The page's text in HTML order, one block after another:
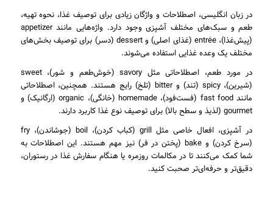
در زبان انگلیسی، اصطلاحات و واژگان زیادی برای توصیف غذا، نحوه تهیه،
طعم و سبک‌های مختلف آشپزی وجود دارد. واژه‌هایی مانند appetizer
(پیش‌غذا)، entrée (غذای اصلی) و dessert (دسر) برای توصیف بخش‌های
مختلف یک وعده غذایی استفاده می‌شوند.
در مورد طعم، اصطلاحاتی مثل savory (خوش‌طعم و شور)، sweet
(شیرین)، spicy (تند) و bitter (تلخ) رایج هستند. همچنین، اصطلاحاتی
مانند fast food (فست‌فود)، homemade (خانگی)، organic (ارگانیک) و
gourmet (لذیذ و سطح بالا) برای توصیف نوع غذا کاربرد دارند.
در آشپزی، افعال خاصی مثل grill (کباب کردن)، boil (جوشاندن)، fry
(سرخ کردن) و bake (پختن در فر) نیز مهم هستند. این اصطلاحات به
شما کمک می‌کنند تا در مکالمات روزمره یا هنگام سفارش غذا در رستوران،
دقیق‌تر و حرفه‌ای‌تر صحبت کنید.